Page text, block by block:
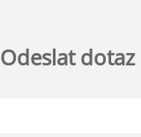
Odeslat dotaz